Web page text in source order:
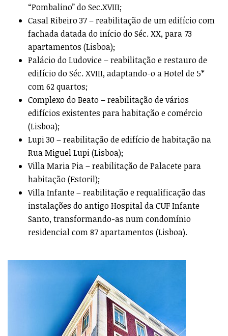
“Pombalino” do Sec.XVIII;
Casal Ribeiro 37 – reabilitação de um edifício com
fachada datada do início do Séc. XX, para 73
apartamentos (Lisboa);
Palácio do Ludovice – reabilitação e restauro de
edifício do Séc. XVIII, adaptando-o a Hotel de 5*
com 62 quartos;
Complexo do Beato – reabilitação de vários
edifícios existentes para habitação e comércio
(Lisboa);
Lupi 30 – reabilitação de edifício de habitação na
Rua Miguel Lupi (Lisboa);
Villa Maria Pia – reabilitação de Palacete para
habitação (Estoril);
Villa Infante – reabilitação e requalificação das
instalações do antigo Hospital da CUF Infante
Santo, transformando-as num condomínio
residencial com 87 apartamentos (Lisboa).